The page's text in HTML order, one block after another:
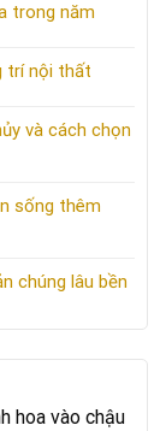
trong năm
trí nội thất
và cách chọn
sống thêm
chúng lâu bền
hoa vào chậu